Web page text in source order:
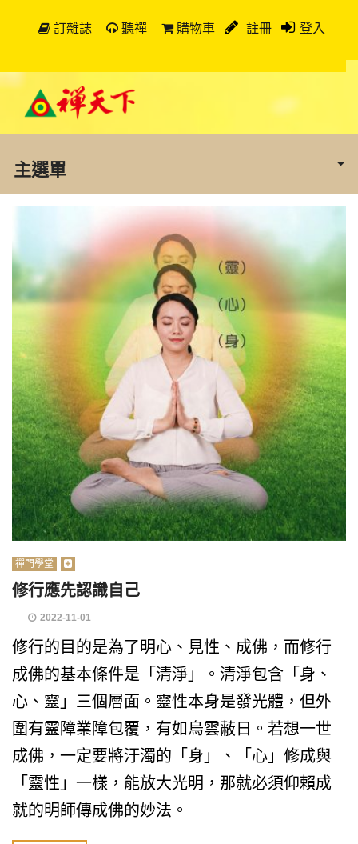
訂雜誌 聽禪 購物車 註冊 登入
主選單
禪門學堂
修行應先認識自己
2022-11-01
修行的目的是為了明心、見性、成佛，而修行
成佛的基本條件是「清淨」。清淨包含「身、
心、靈」三個層面。靈性本身是發光體，但外
圍有靈障業障包覆，有如烏雲蔽日。若想一世
成佛，一定要將汙濁的「身」、「心」修成與
「靈性」一樣，能放大光明，那就必須仰賴成
就的明師傳成佛的妙法。